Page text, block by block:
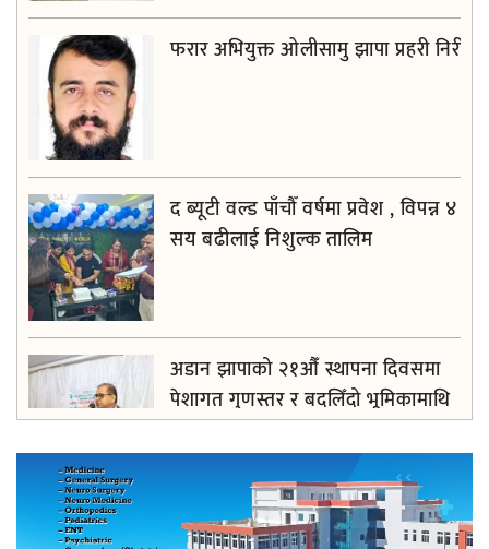
फरार अभियुक्त ओलीसामु झापा प्रहरी निरीह
द ब्यूटी वल्ड पाँचौँ वर्षमा प्रवेश , विपन्न ४
सय बढीलाई निशुल्क तालिम
अडान झापाको २१औँ स्थापना दिवसमा
पेशागत गुणस्तर र बदलिँदो भूमिकामाथि
अन्तरक्रिया
आगलागीबाट प्रभावित शेयर सदस्यलाई